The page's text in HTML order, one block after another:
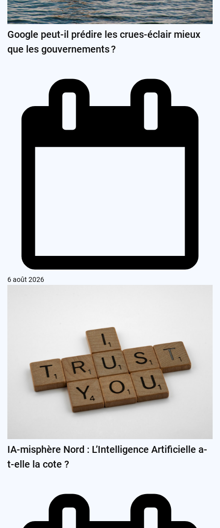
Google peut-il prédire les crues-éclair mieux
que les gouvernements ?
6 août 2026
IA-misphère Nord : L’Intelligence Artificielle a-
t-elle la cote ?